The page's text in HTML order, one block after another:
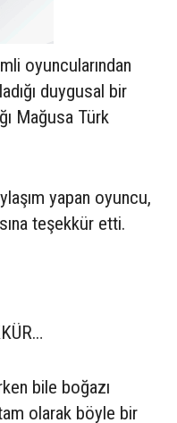
oyuncularından
duygusal bir
Mağusa Türk
yapan oyuncu,
teşekkür etti.
bile boğazı
olarak böyle bir